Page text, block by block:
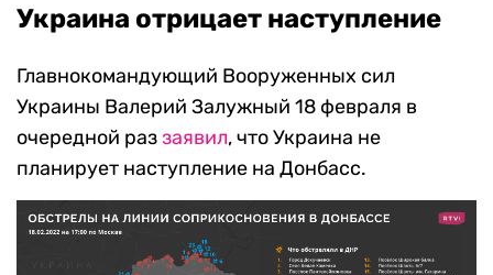
Украина отрицает наступление
Главнокомандующий Вооруженных сил
Украины Валерий Залужный 18 февраля в
очередной раззаявил, что Украина не
планирует наступление на Донбасс.